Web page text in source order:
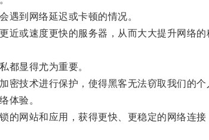
到网络延迟或卡顿的情况。
或速度更快的服务器，从而大大提升网络的
显得尤为重要。
技术进行保护，使得黑客无法窃取我们的个
体验。
网站和应用，获得更快、更稳定的网络连接